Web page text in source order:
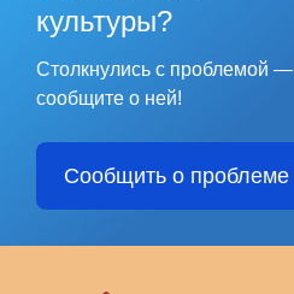
культуры?
Столкнулись с проблемой —
сообщите о ней!
Сообщить о проблеме